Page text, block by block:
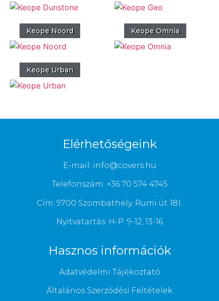
Keope Noord Keope Omnia
Keope Urban
Elérhetőségeink
E-mail: info@covers.hu
Telefonszám: +36 70 574 4745
Cím: 9700 Szombathely, Rumi út 181.
Nyitvatartás: H-P: 9-12, 13-16
Hasznos információk
Adatvédelmi Tájékoztató
Általános Szerződési Feltételek